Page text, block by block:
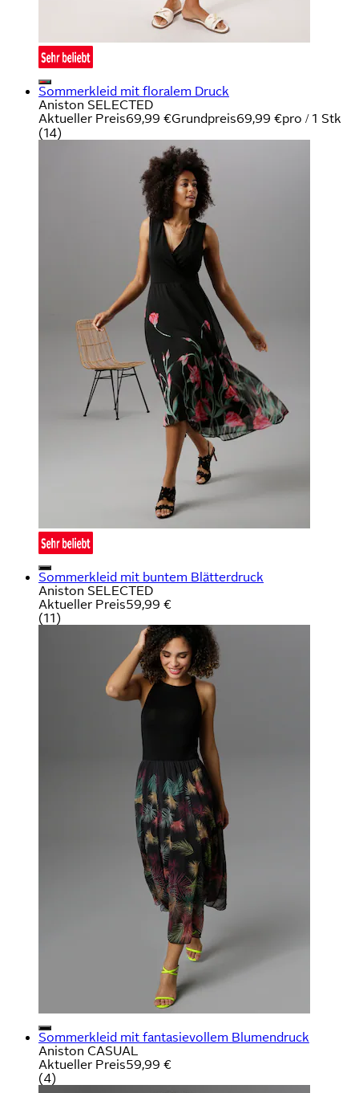
Sommerkleid mit floralem Druck
Aniston SELECTED
Aktueller Preis69,99 €Grundpreis69,99 €pro / 1 Stk
(14)
Sommerkleid mit buntem Blätterdruck
Aniston SELECTED
Aktueller Preis59,99 €
(11)
Sommerkleid mit fantasievollem Blumendruck
Aniston CASUAL
Aktueller Preis59,99 €
(4)